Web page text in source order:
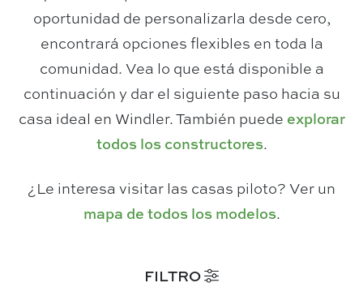
oportunidad de personalizarla desde cero,
encontrará opciones flexibles en toda la
comunidad. Vea lo que está disponible a
continuación y dar el siguiente paso hacia su
casa ideal en Windler. También puede explorar
todos los constructores.
¿Le interesa visitar las casas piloto? Ver un
mapa de todos los modelos.
FILTRO